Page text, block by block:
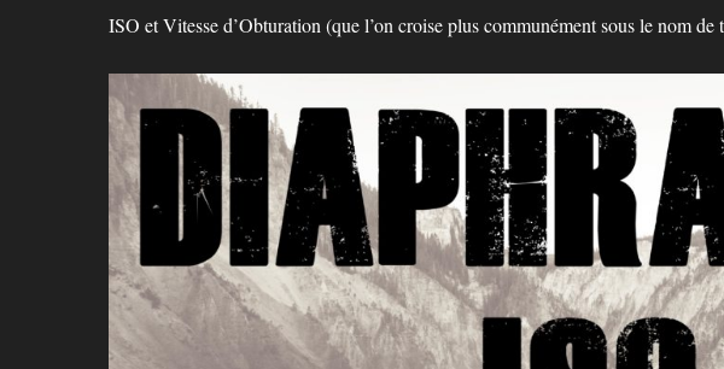
ISO et Vitesse d’Obturation (que l’on croise plus communément sous le nom de